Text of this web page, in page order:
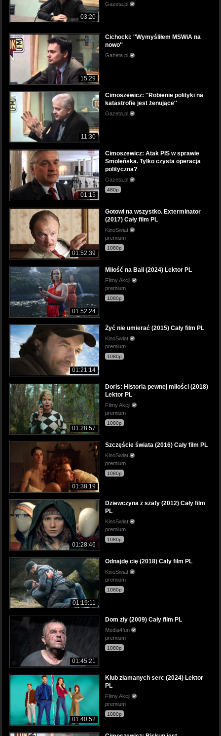
03:20
Gazeta.pl
15:29
Cichocki: ''Wymyśliłem MSWiA na
nowo''
Gazeta.pl
11:30
Cimoszewicz: ''Robienie polityki na
katastrofie jest żenujące''
Gazeta.pl
01:15
Cimoszewicz: Atak PIS w sprawie
Smoleńska. Tylko czysta operacja
polityczna?
Gazeta.pl
480p
01:52:39
Gotowi na wszystko. Exterminator
(2017) Cały film PL
KinoSwiat
premium
1080p
01:52:24
Miłość na Bali (2024) Lektor PL
Filmy Akcji
premium
1080p
01:21:14
Żyć nie umierać (2015) Cały film PL
KinoSwiat
premium
1080p
01:28:57
Doris: Historia pewnej miłości (2018)
Lektor PL
Filmy Akcji
premium
1080p
01:38:19
Szczęście świata (2016) Cały film PL
KinoSwiat
premium
1080p
01:28:46
Dziewczyna z szafy (2012) Cały film
PL
KinoSwiat
premium
1080p
01:19:11
Odnajdę cię (2018) Cały film PL
KinoSwiat
premium
1080p
01:45:21
Dom zły (2009) Cały film PL
Media4fun
premium
1080p
01:40:52
Klub złamanych serc (2024) Lektor
PL
Filmy Akcji
premium
1080p